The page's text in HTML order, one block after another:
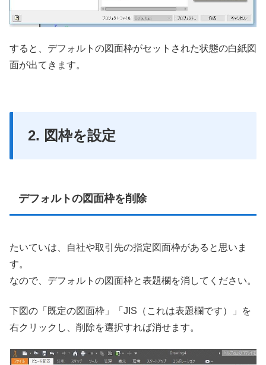
すると、デフォルトの図面枠がセットされた状態の白紙図
面が出てきます。
2. 図枠を設定
デフォルトの図面枠を削除
たいていは、自社や取引先の指定図面枠があると思いま
す。
なので、デフォルトの図面枠と表題欄を消してください。
下図の「既定の図面枠」「JIS（これは表題欄です）」を
右クリックし、削除を選択すれば消せます。